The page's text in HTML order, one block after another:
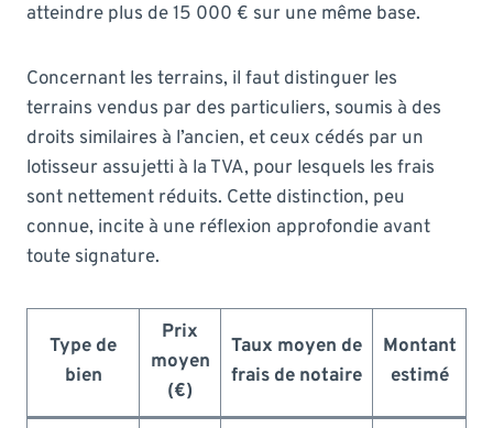
atteindre plus de 15 000 € sur une même base.
Concernant les terrains, il faut distinguer les
terrains vendus par des particuliers, soumis à des
droits similaires à l’ancien, et ceux cédés par un
lotisseur assujetti à la TVA, pour lesquels les frais
sont nettement réduits. Cette distinction, peu
connue, incite à une réflexion approfondie avant
toute signature.
Type de
bien
Prix
moyen
(€)
Taux moyen de
frais de notaire
Montant
estimé